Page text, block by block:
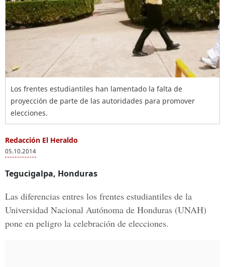
Los frentes estudiantiles han lamentado la falta de
proyección de parte de las autoridades para promover
elecciones.
Redacción El Heraldo
05.10.2014
Tegucigalpa, Honduras
Las diferencias entres los frentes estudiantiles de la
Universidad Nacional Autónoma de Honduras (UNAH)
pone en peligro la celebración de elecciones.